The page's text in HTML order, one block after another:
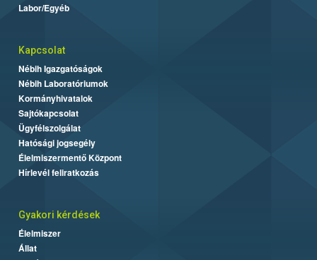
Labor/Egyéb
Kapcsolat
Nébih Igazgatóságok
Nébih Laboratóriumok
Kormányhivatalok
Sajtókapcsolat
Ügyfélszolgálat
Hatósági jogsegély
Élelmiszermentő Központ
Hírlevél feliratkozás
Gyakori kérdések
Élelmiszer
Állat